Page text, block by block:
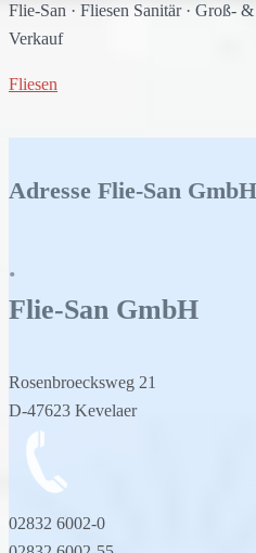
Flie-San · Fliesen Sanitär· Groß- &
Verkauf
Fliesen
Adresse Flie-San GmbH
.
Flie-San GmbH
Rosenbroecksweg 21
D-47623 Kevelaer
02832 6002-0